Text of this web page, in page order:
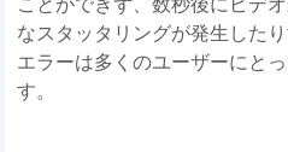
なスタッタリングが発生した
エラーは多くのユーザーにと
す。